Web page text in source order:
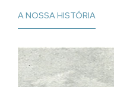
A NOSSA HISTÓRIA